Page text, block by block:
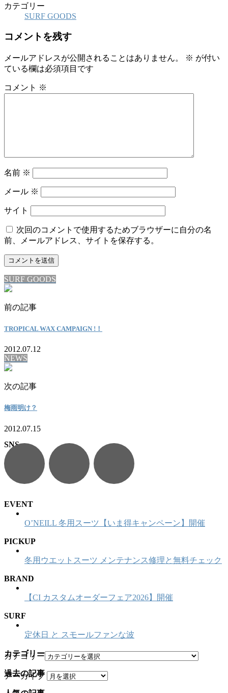
カテゴリー
SURF GOODS
コメントを残す
メールアドレスが公開されることはありません。 ※ が付い
ている欄は必須項目です
コメント ※
名前 ※
メール ※
サイト
次回のコメントで使用するためブラウザーに自分の名
前、メールアドレス、サイトを保存する。
SURF GOODS
前の記事
TROPICAL WAX CAMPAIGN !！
2012.07.12
NEWS
次の記事
梅雨明け？
2012.07.15
SNS
EVENT
O’NEILL 冬用スーツ【いま得キャンペーン】開催
PICKUP
冬用ウエットスーツ メンテナンス修理と無料チェック
BRAND
【CI カスタムオーダーフェア2026】開催
SURF
定休日 と スモールファンな波
カテゴリー
カテゴリー
過去の記事
アーカイブ